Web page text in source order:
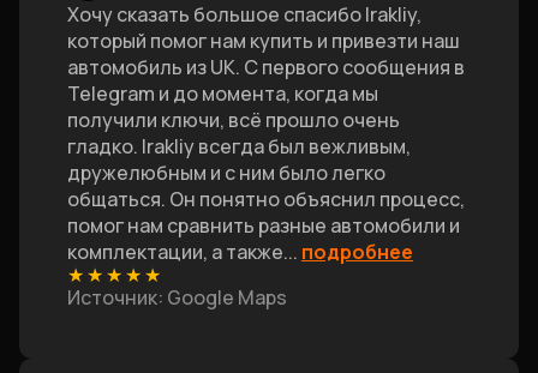
Хочу сказать большое спасибо Irakliy,
который помог нам купить и привезти наш
автомобиль из UK. С первого сообщения в
Telegram и до момента, когда мы
получили ключи, всё прошло очень
гладко. Irakliy всегда был вежливым,
дружелюбным и с ним было легко
общаться. Он понятно объяснил процесс,
помог нам сравнить разные автомобили и
комплектации, а также... подробнее
★★★★★
Источник: Google Maps